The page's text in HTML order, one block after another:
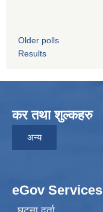
Older polls
Results
कर तथा शुल्कहरु
अन्य
eGov Services